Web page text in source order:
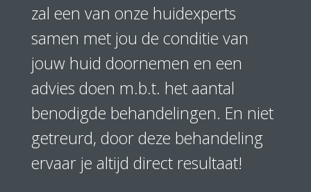
zal een van onze huidexperts
samen met jou de conditie van
jouw huid doornemen en een
advies doen m.b.t. het aantal
benodigde behandelingen. En niet
getreurd, door deze behandeling
ervaar je altijd direct resultaat!